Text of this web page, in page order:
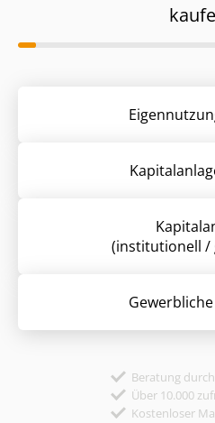
(institutionell /
Beratung
Über 10.000
Kostenloser